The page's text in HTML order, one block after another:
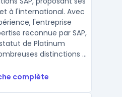
à l'international. Avec
l'entreprise
reconnue par SAP,
de Platinum
distinctions ...
complète